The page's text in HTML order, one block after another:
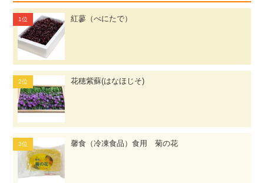
紅蓼（べにたで）
花穂紫蘇(はなほじそ)
馨食（冷凍食品）食用 菊の花